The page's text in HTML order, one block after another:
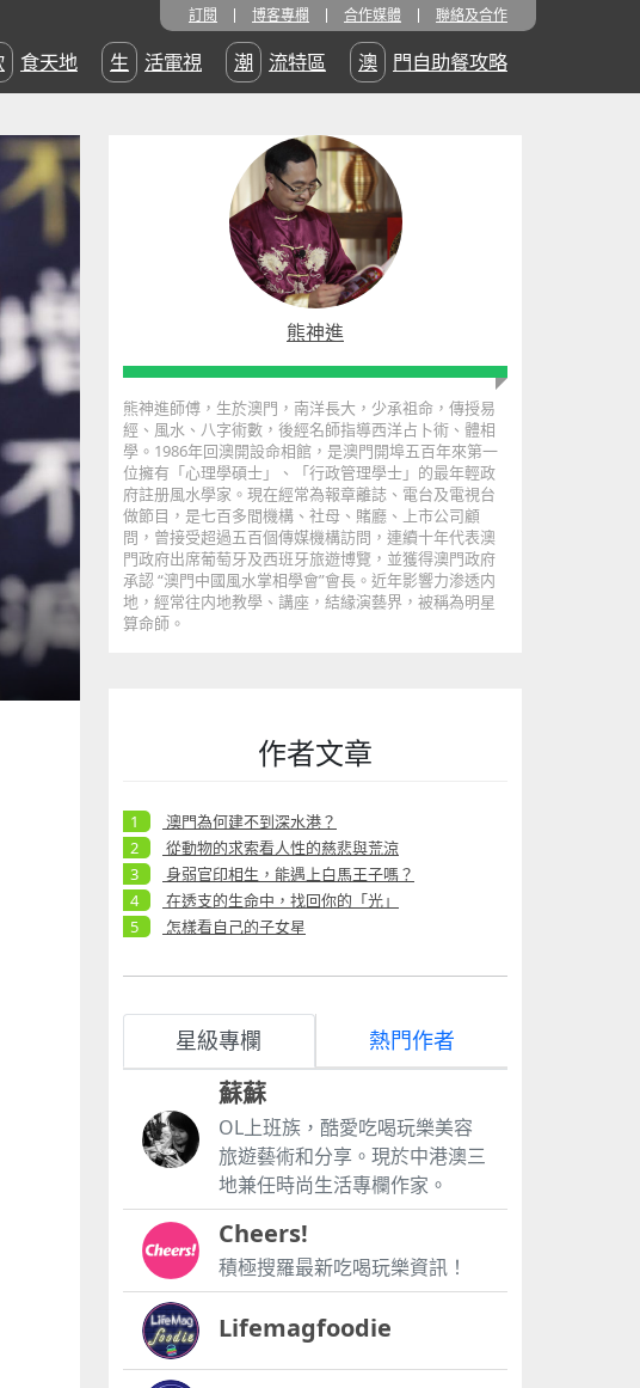
訂閱 博客專欄 合作媒體 聯絡及合作
飲食天地 生活電視 潮流特區 澳門自助餐攻略
熊神進
熊神進師傅，生於澳門，南洋長大，少承祖命，傳授易
經、風水、八字術數，後經名師指導西洋占卜術、體相
學。1986年回澳開設命相館，是澳門開埠五百年來第一
位擁有「心理學碩士」、「行政管理學士」的最年輕政
府註册風水學家。現在經常為報章離誌、電台及電視台
做節目，是七百多間機構、社母、賭廳、上市公司顧
問，曾接受超過五百個傳媒機構訪問，連續十年代表澳
門政府出席葡萄牙及西班牙旅遊博覽，並獲得澳門政府
承認 “澳門中國風水掌相學會”會長。近年影響力渗透内
地，經常往内地教學、講座，結緣演藝界，被稱為明星
算命師。
作者文章
澳門為何建不到深水港？
從動物的求索看人性的慈悲與荒涼
身弱官印相生，能遇上白馬王子嗎？
在透支的生命中，找回你的「光」
怎樣看自己的子女星
星級專欄 熱門作者
蘇蘇
OL上班族，酷愛吃喝玩樂美容
旅遊藝術和分享。現於中港澳三
地兼任時尚生活專欄作家。
Cheers!
積極搜羅最新吃喝玩樂資訊！
Lifemagfoodie